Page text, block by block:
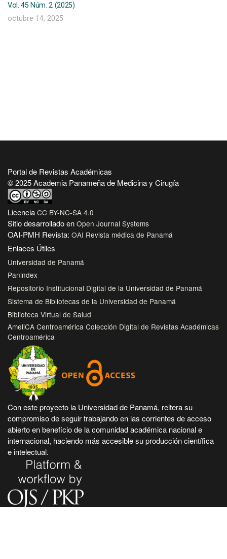
Vol. 45 Núm. 2 (2025)
octubre 14, 2025
Portal de Revistas Académicas
© 2025 Academia Panameña de Medicina y Cirugía
Licencia CC BY-NC-SA 4.0
Sitio desarrollado en Open Journal Systems
OAI-PMH Revista: OAI Revista médica de Panamá
Enlaces Útiles
Universidad de Panamá
Panindex
Repositorio Institucional Digital de la Universidad de Panamá
Sistema de Bibliotecas de la Universidad de Panamá
Biblioteca Virtual de Salud
AmeliCA Centroamérica Colección Digital de Revistas Académicas
Centroamérica
Con este proyecto la Universidad de Panamá, reitera su
compromiso de seguir trabajando en las corrientes de acceso
abierto en beneficio de la comunidad académica nacional e
internacional, haciendo más accesible su producción científica
e intelectual.